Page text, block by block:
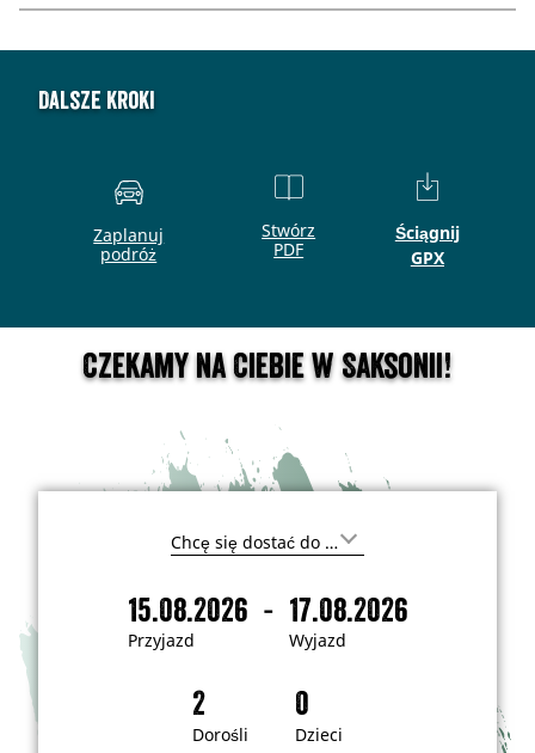
Dalsze kroki
Zaplanuj
podróż
Stwórz
PDF
Ściągnij
GPX
Czekamy na Ciebie w Saksonii!
G
i
e
c
Przyjazd
15.08.2026 -
Wyjazd
17.08.2026
P
W
Dorośli Dzieci